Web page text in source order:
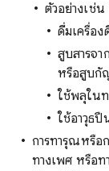
ตัวอย่างเช่
ดื่มเครื่อ
สูบสารจ
หรือสูบกั
ใช้พลุใน
ใช้อาวุธปื
การทารุณหรือ
ทางเพศ หรือท